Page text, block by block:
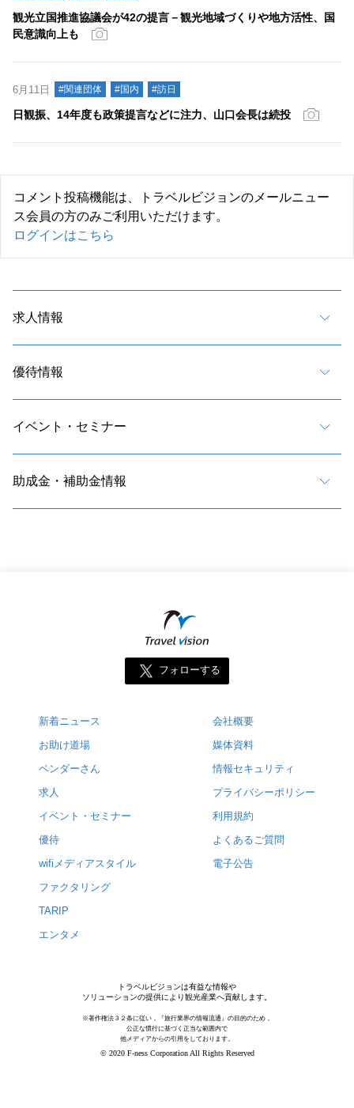
観光立国推進協議会が42の提言－観光地域づくりや地方活性、国
民意識向上も
6月11日 #関連団体 #国内 #訪日
日観振、14年度も政策提言などに注力、山口会長は続投
コメント投稿機能は、トラベルビジョンのメールニュー
ス会員の方のみご利用いただけます。
ログインはこちら
求人情報
優待情報
イベント・セミナー
助成金・補助金情報
フォローする
新着ニュース
お助け道場
ベンダーさん
求人
イベント・セミナー
優待
wifiメディアスタイル
ファクタリング
TARIP
エンタメ
会社概要
媒体資料
情報セキュリティ
プライバシーポリシー
利用規約
よくあるご質問
電子公告
トラベルビジョンは有益な情報や
ソリューションの提供により観光産業へ貢献します。
※著作権法３２条に従い，『旅行業界の情報流通』の目的のため，
公正な慣行に基づく正当な範囲内で
他メディアからの引用をしております。
© 2020 F-ness Corporation All Rights Reserved